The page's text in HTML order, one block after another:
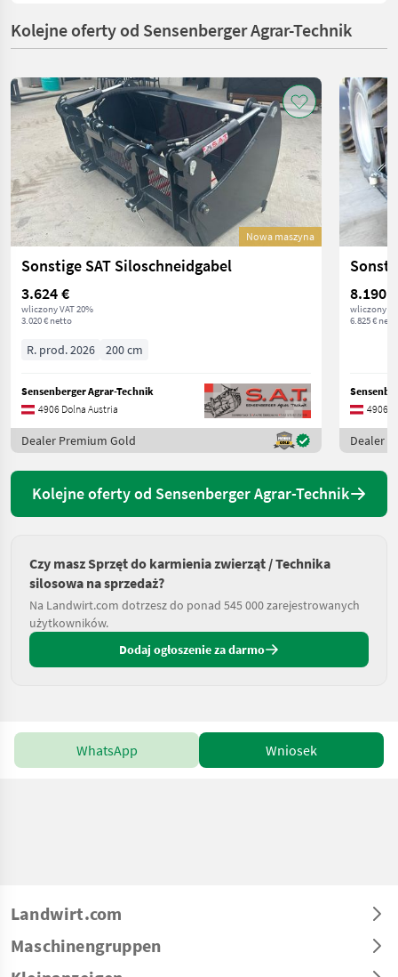
Kolejne oferty od Sensenberger Agrar-Technik
Nowa maszyna
Sonstige SAT Siloschneidgabel
3.624 €
wliczony VAT 20%
3.020 € netto
R. prod. 2026 200 cm
Sensenberger Agrar-Technik
4906 Dolna Austria
Dealer Premium Gold
8.190 €
wliczony
6.825 €
4906
Dealer
Kolejne oferty od Sensenberger Agrar-Technik
Czy masz Sprzęt do karmienia zwierząt / Technika
silosowa na sprzedaż?
Na Landwirt.com dotrzesz do ponad 545 000 zarejestrowanych
użytkowników.
Dodaj ogłoszenie za darmo
WhatsApp Wniosek
Landwirt.com
Maschinengruppen